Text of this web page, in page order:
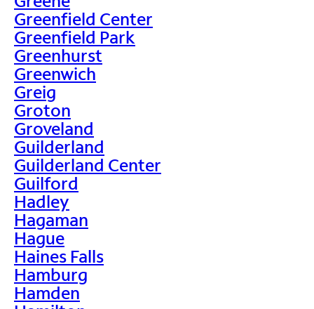
Greenfield Center
Greenfield Park
Greenhurst
Greenwich
Greig
Groton
Groveland
Guilderland
Guilderland Center
Guilford
Hadley
Hagaman
Hague
Haines Falls
Hamburg
Hamden